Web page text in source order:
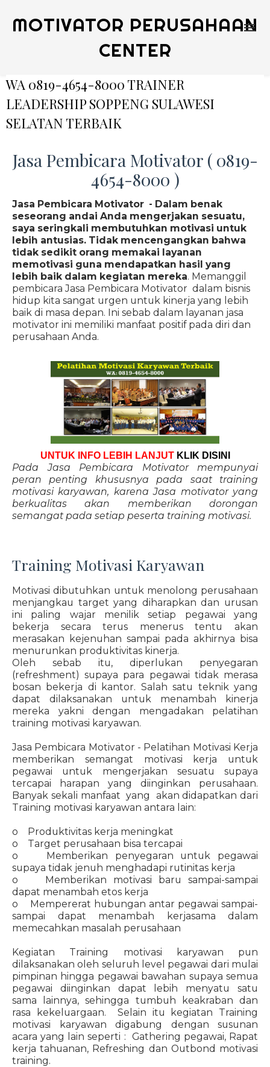
MOTIVATOR PERUSAHAAN
CENTER
WA 0819-4654-8000 TRAINER
LEADERSHIP SOPPENG SULAWESI
SELATAN TERBAIK
Jasa Pembicara Motivator ( 0819-
4654-8000 )
Jasa Pembicara Motivator - Dalam benak
seseorang andai Anda mengerjakan sesuatu,
saya seringkali membutuhkan motivasi untuk
lebih antusias. Tidak mencengangkan bahwa
tidak sedikit orang memakai layanan
memotivasi guna mendapatkan hasil yang
lebih baik dalam kegiatan mereka. Memanggil
pembicara Jasa Pembicara Motivator dalam bisnis
hidup kita sangat urgen untuk kinerja yang lebih
baik di masa depan. Ini sebab dalam layanan jasa
motivator ini memiliki manfaat positif pada diri dan
perusahaan Anda.
UNTUK INFO LEBIH LANJUT KLIK DISINI
Pada Jasa Pembicara Motivator mempunyai
peran penting khususnya pada saat training
motivasi karyawan, karena Jasa motivator yang
berkualitas akan memberikan dorongan
semangat pada setiap peserta training motivasi.
Training Motivasi Karyawan
Motivasi dibutuhkan untuk menolong perusahaan
menjangkau target yang diharapkan dan urusan
ini paling wajar menilik setiap pegawai yang
bekerja secara terus menerus tentu akan
merasakan kejenuhan sampai pada akhirnya bisa
menurunkan produktivitas kinerja.
Oleh sebab itu, diperlukan penyegaran
(refreshment) supaya para pegawai tidak merasa
bosan bekerja di kantor. Salah satu teknik yang
dapat dilaksanakan untuk menambah kinerja
mereka yakni dengan mengadakan pelatihan
training motivasi karyawan.
Jasa Pembicara Motivator - Pelatihan Motivasi Kerja
memberikan semangat motivasi kerja untuk
pegawai untuk mengerjakan sesuatu supaya
tercapai harapan yang diinginkan perusahaan.
Banyak sekali manfaat yang akan didapatkan dari
Training motivasi karyawan antara lain:
o Produktivitas kerja meningkat
o Target perusahaan bisa tercapai
o Memberikan penyegaran untuk pegawai
supaya tidak jenuh menghadapi rutinitas kerja
o Memberikan motivasi baru sampai-sampai
dapat menambah etos kerja
o Mempererat hubungan antar pegawai sampai-
sampai dapat menambah kerjasama dalam
memecahkan masalah perusahaan
Kegiatan Training motivasi karyawan pun
dilaksanakan oleh seluruh level pegawai dari mulai
pimpinan hingga pegawai bawahan supaya semua
pegawai diinginkan dapat lebih menyatu satu
sama lainnya, sehingga tumbuh keakraban dan
rasa kekeluargaan. Selain itu kegiatan Training
motivasi karyawan digabung dengan susunan
acara yang lain seperti : Gathering pegawai, Rapat
kerja tahuanan, Refreshing dan Outbond motivasi
training.